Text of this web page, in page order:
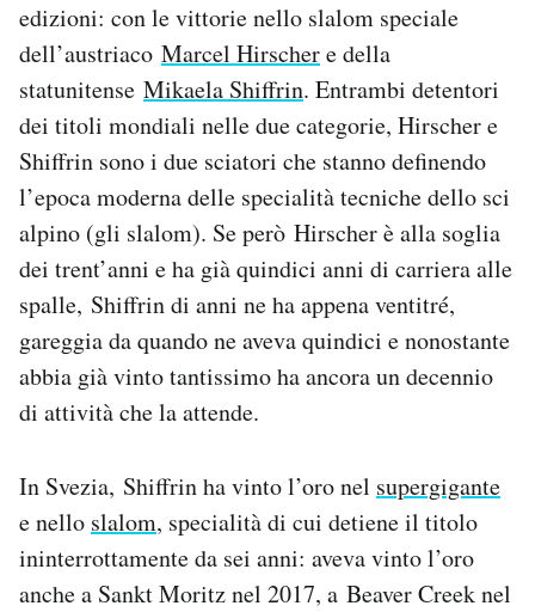
CALENDARIO
AREA PERSONALE
Area Personale
Newsletter
Regala il Post
Hai bisogno di aiuto?
Esci
edizioni: con le vittorie nello slalom speciale
dell’austriaco Marcel Hirschere della
statunitense Mikaela Shiffrin. Entrambi detentori
dei titoli mondiali nelle due categorie, Hirscher e
Shiffrin sono i due sciatori che stanno definendo
l’epoca moderna delle specialità tecniche dello sci
alpino (gli slalom). Se però Hirscher è alla soglia
dei trent’anni e ha già quindici anni di carriera alle
spalle, Shiffrin di anni ne ha appena ventitré,
gareggia da quando ne aveva quindici e nonostante
abbia già vinto tantissimo ha ancora un decennio
di attività che la attende.
In Svezia, Shiffrin ha vinto l’oro nel supergigante
e nello slalom, specialità di cui detiene il titolo
ininterrottamente da sei anni: aveva vinto l’oro
anche a Sankt Moritz nel 2017, a Beaver Creek nel